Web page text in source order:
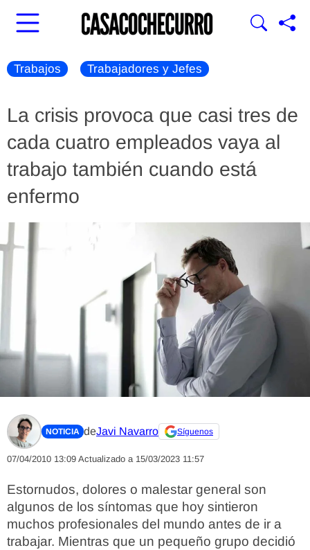
Trabajos Trabajadores y Jefes
La crisis provoca que casi tres de
cada cuatro empleados vaya al
trabajo también cuando está
enfermo
NOTICIA deJavi Navarro Síguenos
07/04/2010 13:09 Actualizado a 15/03/2023 11:57
Estornudos, dolores o malestar general son
algunos de los síntomas que hoy sintieron
muchos profesionales del mundo antes de ir a
trabajar. Mientras que un pequeño grupo decidió